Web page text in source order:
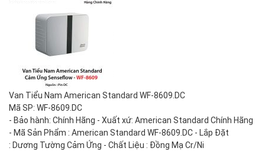
Van Tiểu Nam American Standard WF-8609.DC
Mã SP: WF-8609.DC
- Bảo hành: Chính Hãng - Xuất xứ: American Standard Chính Hãng
- Mã Sản Phẩm : American Standard WF-8609.DC - Lắp Đặt
: Dương Tường Cảm Ứng - Chất Liệu : Đồng Mạ Cr/Ni